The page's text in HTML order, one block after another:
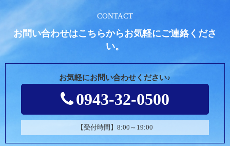
CONTACT
お問い合わせはこちらからお気軽にご連絡くださ
い。
お気軽にお問い合わせください♪
0943-32-0500
【受付時間】8:00～19:00